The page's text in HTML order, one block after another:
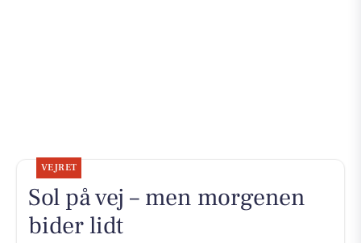
VEJRET
Sol på vej – men morgenen
bider lidt